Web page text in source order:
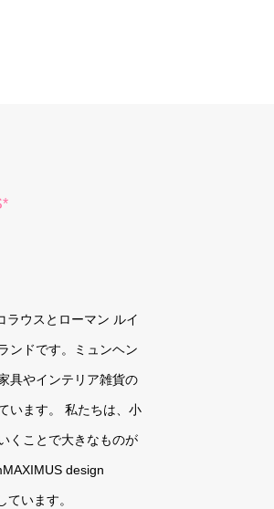
ラウスとローマン ルイ
ンドです。ミュンヘン
具やインテリア雑貨の
います。 私たちは、小
くことで大きなものが
design
います。